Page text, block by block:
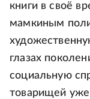
книги в своё
мамкиным
глазах
социальную
товарищей